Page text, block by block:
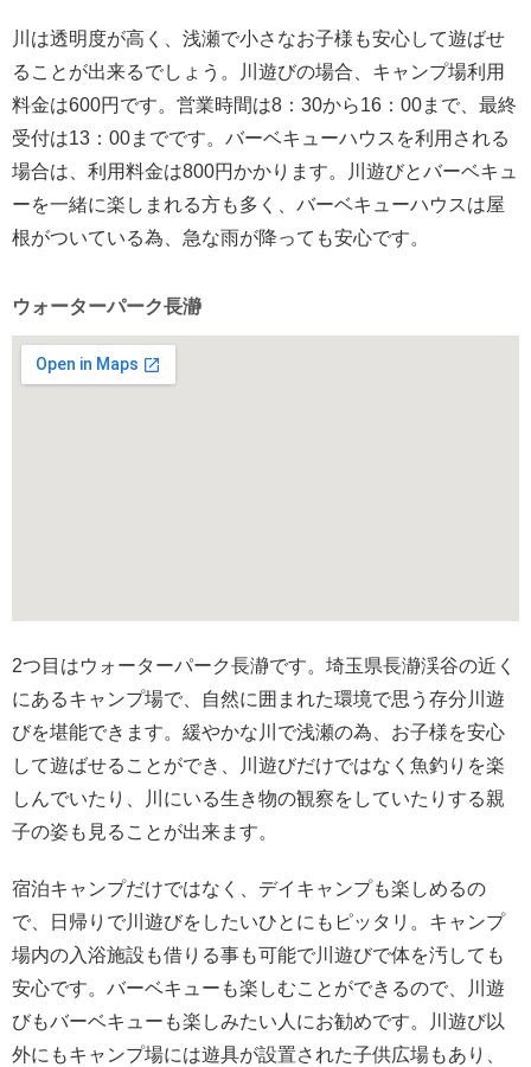
川は透明度が高く、浅瀬で小さなお子様も安心して遊ばせ
ることが出来るでしょう。川遊びの場合、キャンプ場利用
料金は600円です。営業時間は8：30から16：00まで、最終
受付は13：00までです。バーベキューハウスを利用される
場合は、利用料金は800円かかります。川遊びとバーベキュ
ーを一緒に楽しまれる方も多く、バーベキューハウスは屋
根がついている為、急な雨が降っても安心です。
ウォーターパーク長瀞
2つ目はウォーターパーク長瀞です。埼玉県長瀞渓谷の近く
にあるキャンプ場で、自然に囲まれた環境で思う存分川遊
びを堪能できます。緩やかな川で浅瀬の為、お子様を安心
して遊ばせることができ、川遊びだけではなく魚釣りを楽
しんでいたり、川にいる生き物の観察をしていたりする親
子の姿も見ることが出来ます。
宿泊キャンプだけではなく、デイキャンプも楽しめるの
で、日帰りで川遊びをしたいひとにもピッタリ。キャンプ
場内の入浴施設も借りる事も可能で川遊びで体を汚しても
安心です。バーベキューも楽しむことができるので、川遊
びもバーベキューも楽しみたい人にお勧めです。川遊び以
外にもキャンプ場には遊具が設置された子供広場もあり、